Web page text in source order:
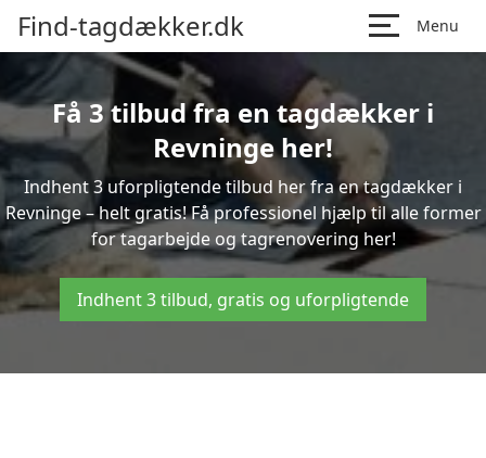
Find-tagdækker.dk Menu
Få 3 tilbud fra en tagdækker i
Revninge her!
Indhent 3 uforpligtende tilbud her fra en tagdækker i
Revninge – helt gratis! Få professionel hjælp til alle former
for tagarbejde og tagrenovering her!
Indhent 3 tilbud, gratis og uforpligtende